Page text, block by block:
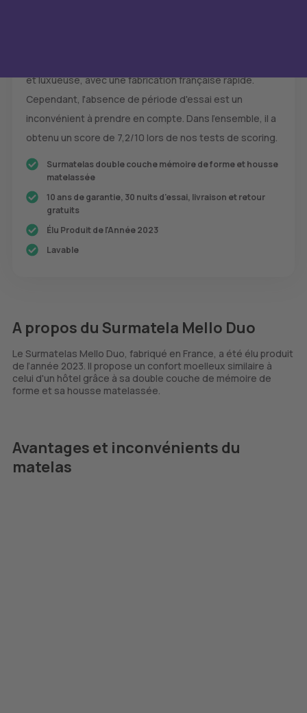
et luxueuse, avec une fabrication française rapide.
Cependant, l'absence de période d'essai est un
inconvénient à prendre en compte. Dans l'ensemble, il a
obtenu un score de 7,2/10 lors de nos tests de scoring.
Surmatelas double couche mémoire de forme et housse
matelassée
10 ans de garantie, 30 nuits d'essai, livraison et retour
gratuits
Élu Produit de l'Année 2023
Lavable
A propos du Surmatela Mello Duo
Le Surmatelas Mello Duo, fabriqué en France, a été élu produit
de l’année 2023. Il propose un confort moelleux similaire à
celui d'un hôtel grâce à sa double couche de mémoire de
forme et sa housse matelassée.
Avantages et inconvénients du
matelas